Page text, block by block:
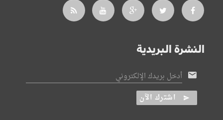
النشرة البريدية
أدخل بريدك الإلكتروني
اشترك الآن